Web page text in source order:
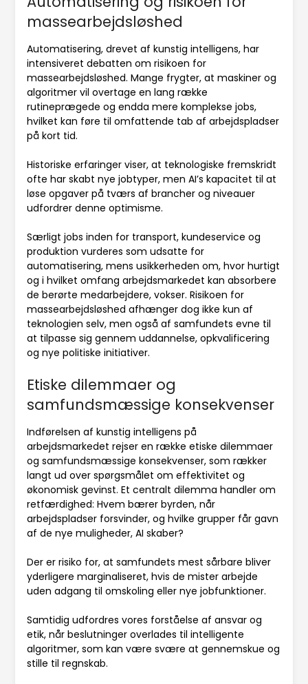
massearbejdsløshed
Automatisering, drevet af kunstig intelligens, har
intensiveret debatten om risikoen for
massearbejdsløshed. Mange frygter, at maskiner og
algoritmer vil overtage en lang række
rutineprægede og endda mere komplekse jobs,
hvilket kan føre til omfattende tab af arbejdspladser
på kort tid.
Historiske erfaringer viser, at teknologiske fremskridt
ofte har skabt nye jobtyper, men AI’s kapacitet til at
løse opgaver på tværs af brancher og niveauer
udfordrer denne optimisme.
Særligt jobs inden for transport, kundeservice og
produktion vurderes som udsatte for
automatisering, mens usikkerheden om, hvor hurtigt
og i hvilket omfang arbejdsmarkedet kan absorbere
de berørte medarbejdere, vokser. Risikoen for
massearbejdsløshed afhænger dog ikke kun af
teknologien selv, men også af samfundets evne til
at tilpasse sig gennem uddannelse, opkvalificering
og nye politiske initiativer.
Etiske dilemmaer og
samfundsmæssige konsekvenser
Indførelsen af kunstig intelligens på
arbejdsmarkedet rejser en række etiske dilemmaer
og samfundsmæssige konsekvenser, som rækker
langt ud over spørgsmålet om effektivitet og
økonomisk gevinst. Et centralt dilemma handler om
retfærdighed: Hvem bærer byrden, når
arbejdspladser forsvinder, og hvilke grupper får gavn
af de nye muligheder, AI skaber?
Der er risiko for, at samfundets mest sårbare bliver
yderligere marginaliseret, hvis de mister arbejde
uden adgang til omskoling eller nye jobfunktioner.
Samtidig udfordres vores forståelse af ansvar og
etik, når beslutninger overlades til intelligente
algoritmer, som kan være svære at gennemskue og
stille til regnskab.